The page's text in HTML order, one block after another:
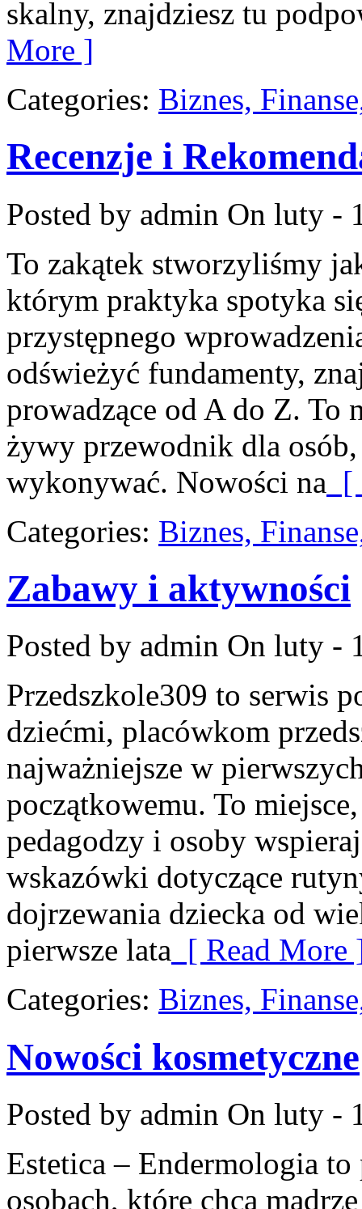
skalny, znajdziesz tu
More ]
Categories: Biznes,
Recenzje i
Posted by admin On luty -
To zakątek stworzyliśmy
którym praktyka spotyka
przystępnego
odświeżyć fundamenty,
prowadzące od A do Z. To
żywy przewodnik dla
wykonywać. Nowości na [
Categories: Biznes,
Zabawy i aktywności
Posted by admin On luty -
Przedszkole309 to serwis
dziećmi, placówkom
najważniejsze w
początkowemu. To
pedagodzy i osoby
wskazówki dotyczące
dojrzewania dziecka od
pierwsze lata [ Read More
Categories: Biznes,
Nowości kosmetyczne
Posted by admin On luty -
Estetica – Endermologia
osobach, które chcą